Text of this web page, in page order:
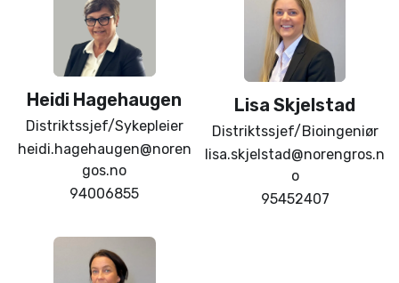
Heidi Hagehaugen
Distriktssjef/Sykepleier
heidi.hagehaugen@noren
gos.no
94006855
Lisa Skjelstad
Distriktssjef/Bioingeniør
lisa.skjelstad@norengros.n
o
95452407